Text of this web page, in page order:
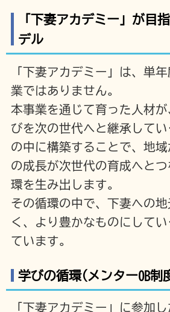
「下妻アカデミー」が目
デル
「下妻アカデミー」は、単
業ではありません。
本事業を通じて育った人材
びを次の世代へと継承して
の中に構築することで、地
の成長が次世代の育成へと
環を生み出します。
その循環の中で、下妻への
く、より豊かなものにして
ています。
学びの循環(メンター0B制
「下妻アカデミー」に参加